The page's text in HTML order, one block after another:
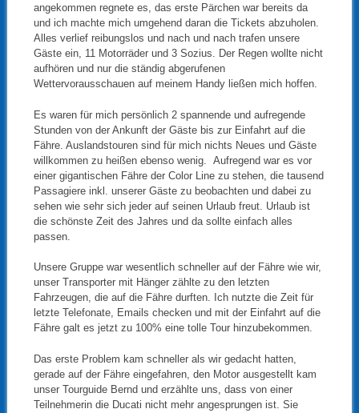
angekommen regnete es, das erste Pärchen war bereits da
und ich machte mich umgehend daran die Tickets abzuholen.
Alles verlief reibungslos und nach und nach trafen unsere
Gäste ein, 11 Motorräder und 3 Sozius. Der Regen wollte nicht
aufhören und nur die ständig abgerufenen
Wettervorausschauen auf meinem Handy ließen mich hoffen.
Es waren für mich persönlich 2 spannende und aufregende
Stunden von der Ankunft der Gäste bis zur Einfahrt auf die
Fähre. Auslandstouren sind für mich nichts Neues und Gäste
willkommen zu heißen ebenso wenig. Aufregend war es vor
einer gigantischen Fähre der Color Line zu stehen, die tausend
Passagiere inkl. unserer Gäste zu beobachten und dabei zu
sehen wie sehr sich jeder auf seinen Urlaub freut. Urlaub ist
die schönste Zeit des Jahres und da sollte einfach alles
passen.
Unsere Gruppe war wesentlich schneller auf der Fähre wie wir,
unser Transporter mit Hänger zählte zu den letzten
Fahrzeugen, die auf die Fähre durften. Ich nutzte die Zeit für
letzte Telefonate, Emails checken und mit der Einfahrt auf die
Fähre galt es jetzt zu 100% eine tolle Tour hinzubekommen.
Das erste Problem kam schneller als wir gedacht hatten,
gerade auf der Fähre eingefahren, den Motor ausgestellt kam
unser Tourguide Bernd und erzählte uns, dass von einer
Teilnehmerin die Ducati nicht mehr angesprungen ist. Sie